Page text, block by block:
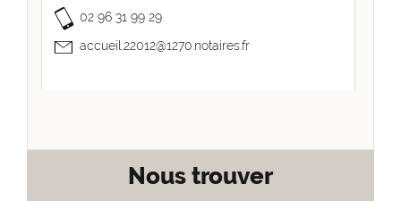
02 96 31 99 29
accueil.22012@1270.notaires.fr
Nous trouver